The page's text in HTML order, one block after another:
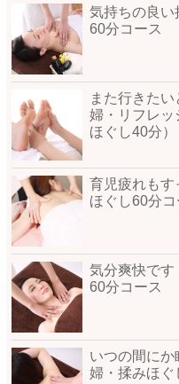
気持ちの良い
60分コース
また行きた
婦・リフレッ
ほぐし40分）
育児疲れもす
ほぐし60分コ
気分爽快です
60分コース
いつの間に
婦・揉みほぐ